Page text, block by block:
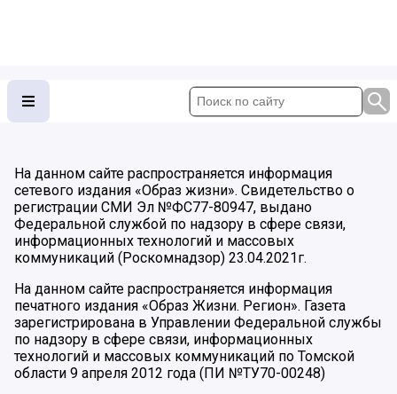
На данном сайте распространяется информация
сетевого издания «Образ жизни». Свидетельство о
регистрации СМИ Эл №ФС77-80947, выдано
Федеральной службой по надзору в сфере связи,
информационных технологий и массовых
коммуникаций (Роскомнадзор) 23.04.2021г.
На данном сайте распространяется информация
печатного издания «Образ Жизни. Регион». Газета
зарегистрирована в Управлении Федеральной службы
по надзору в сфере связи, информационных
технологий и массовых коммуникаций по Томской
области 9 апреля 2012 года (ПИ №ТУ70-00248)